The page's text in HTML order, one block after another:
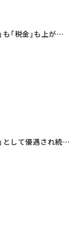
「税金」も上がら
として優遇され続け